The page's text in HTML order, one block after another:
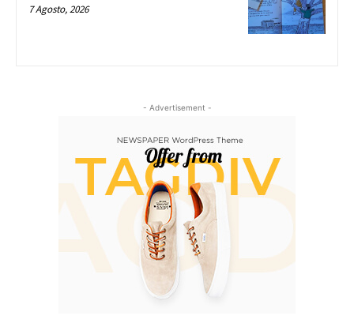
7 Agosto, 2026
- Advertisement -